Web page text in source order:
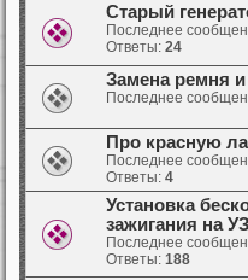
Старый
Последнее
Ответы: 24
Замена ремня
Последнее
Про красную
Последнее
Ответы: 4
Установка
зажигания на
Последнее
Ответы: 188